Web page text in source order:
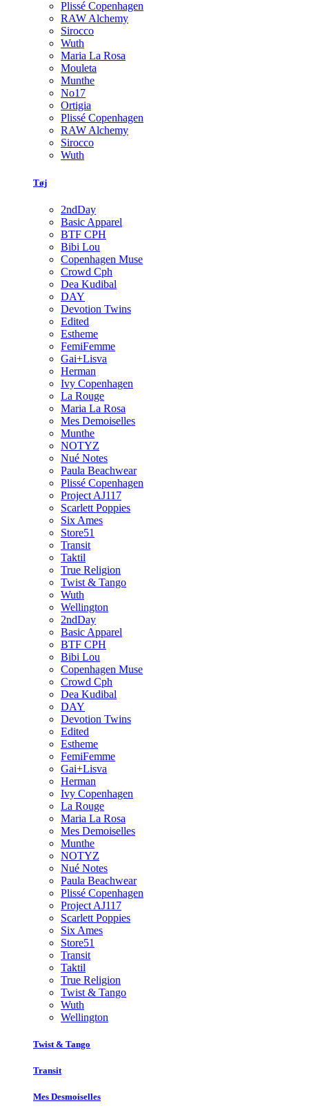
Plissé Copenhagen
RAW Alchemy
Sirocco
Wuth
Maria La Rosa
Mouleta
Munthe
No17
Ortigia
Plissé Copenhagen
RAW Alchemy
Sirocco
Wuth
Tøj
2ndDay
Basic Apparel
BTF CPH
Bibi Lou
Copenhagen Muse
Crowd Cph
Dea Kudibal
DAY
Devotion Twins
Edited
Estheme
FemiFemme
Gai+Lisva
Herman
Ivy Copenhagen
La Rouge
Maria La Rosa
Mes Demoiselles
Munthe
NOTYZ
Nué Notes
Paula Beachwear
Plissé Copenhagen
Project AJ117
Scarlett Poppies
Six Ames
Store51
Transit
Taktil
True Religion
Twist & Tango
Wuth
Wellington
2ndDay
Basic Apparel
BTF CPH
Bibi Lou
Copenhagen Muse
Crowd Cph
Dea Kudibal
DAY
Devotion Twins
Edited
Estheme
FemiFemme
Gai+Lisva
Herman
Ivy Copenhagen
La Rouge
Maria La Rosa
Mes Demoiselles
Munthe
NOTYZ
Nué Notes
Paula Beachwear
Plissé Copenhagen
Project AJ117
Scarlett Poppies
Six Ames
Store51
Transit
Taktil
True Religion
Twist & Tango
Wuth
Wellington
Twist & Tango
Transit
Mes Desmoiselles